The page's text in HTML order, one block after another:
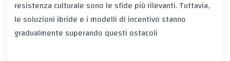
resistenza culturale sono le sfide più rilevanti. Tuttavia,
le soluzioni ibride e i modelli di incentivo stanno
gradualmente superando questi ostacoli